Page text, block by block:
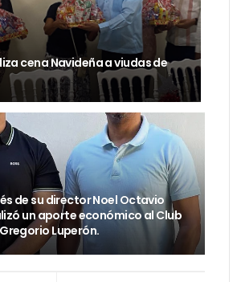
cena Navideña a viudas de
de su director Noel Octavio
un aporte económico al Club
Luperón.